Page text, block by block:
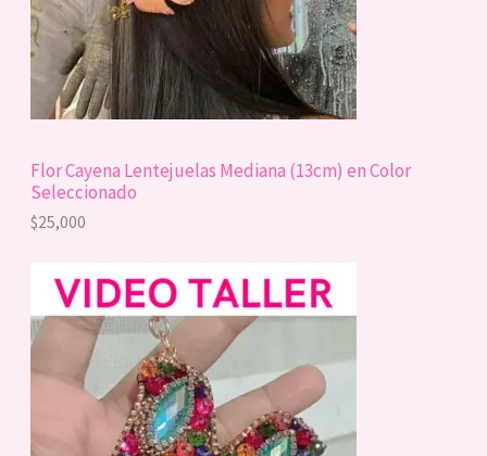
Flor Cayena Lentejuelas Mediana (13cm) en Color
Seleccionado
$25,000